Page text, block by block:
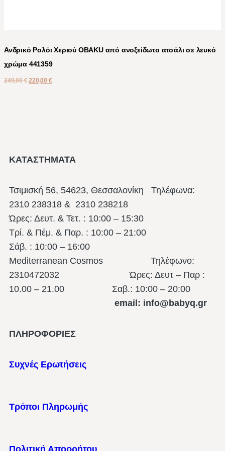
Ανδρικό Ρολόι Χεριού OBAKU από ανοξείδωτο ατσάλι σε λευκό
χρώμα 441359
249,00€ 220,00 €
ΚΑΤΑΣΤΗΜΑΤΑ
Τσιμισκή 56, 54623, Θεσσαλονίκη Τηλέφωνα:
2310 238318 & 2310 238218
Ώρες: Δευτ. & Τετ. : 10:00 – 15:30
Τρί. & Πέμ. & Παρ. : 10:00 – 21:00
Σάβ. : 10:00 – 16:00
Mediterranean Cosmos Τηλέφωνο:
2310472032 Ώρες: Δευτ – Παρ :
10.00 – 21.00 Σαβ.: 10:00 – 20:00
email: info@babyq.gr
ΠΛΗΡΟΦΟΡΙΕΣ
Συχνές Ερωτήσεις
Τρόποι Πληρωμής